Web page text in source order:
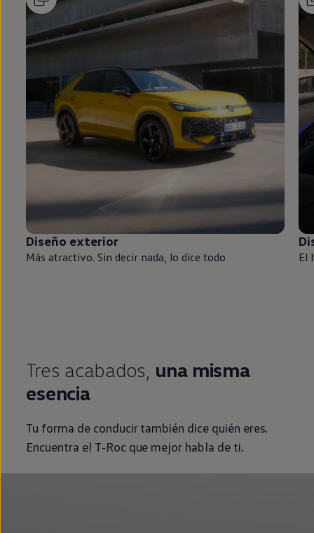
Diseño exterior
Más atractivo. Sin decir nada, lo dice todo El
Tres acabados, una misma
esencia
Tu forma de conducir también dice quién eres.
Encuentra el T‑Roc que mejor habla de ti.